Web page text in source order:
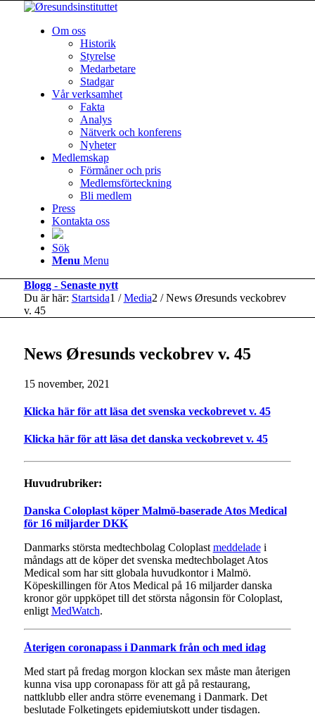
Om oss
Historik
Styrelse
Medarbetare
Stadgar
Vår verksamhet
Fakta
Analys
Nätverk och konferens
Nyheter
Medlemskap
Förmåner och pris
Medlemsförteckning
Bli medlem
Press
Kontakta oss
Sök
Menu Menu
Blogg - Senaste nytt
Du är här: Startsida1 / Media2 / News Øresunds veckobrev
v. 45
News Øresunds veckobrev v. 45
15 november, 2021
Klicka här för att läsa det svenska veckobrevet v. 45
Klicka här för att läsa det danska veckobrevet v. 45
Huvudrubriker:
Danska Coloplast köper Malmö-baserade Atos Medical
för 16 miljarder DKK
Danmarks största medtechbolag Coloplast meddeladei
måndags att de köper det svenska medtechbolaget Atos
Medical som har sitt globala huvudkontor i Malmö.
Köpeskillingen för Atos Medical på 16 miljarder danska
kronor gör uppköpet till det största någonsin för Coloplast,
enligt MedWatch.
Återigen coronapass i Danmark från och med idag
Med start på fredag morgon klockan sex måste man återigen
kunna visa upp coronapass för att gå på restaurang,
nattklubb eller andra större evenemang i Danmark. Det
beslutade Folketingets epidemiutskott under tisdagen.